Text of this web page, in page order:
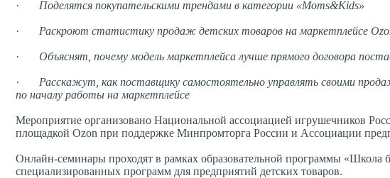
· Поделятся покупательскими трендами в категории «Moms&Kids»
· Раскроют статистику продаж детских товаров на маркетплейсе
· Объяснят, почему модель маркетплейса лучше прямого договора
· Расскажут, как поставщику самостоятельно управлять своими
по началу работы на маркетплейсе
Мероприятие организовано Национальной ассоциацией игрушечников
площадкой Ozon при поддержке Минпромторга России и Ассоциации
Онлайн-семинары проходят в рамках образовательной программы «Школа
специализированных программ для предприятий детских товаров.